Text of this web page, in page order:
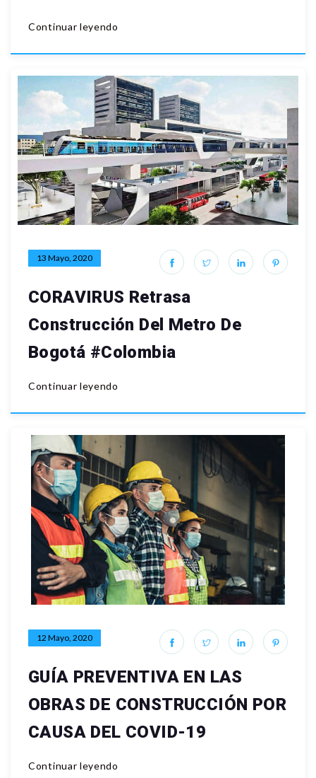
Continuar leyendo
13 Mayo, 2020
CORAVIRUS Retrasa
Construcción Del Metro De
Bogotá #Colombia
Continuar leyendo
12 Mayo, 2020
GUÍA PREVENTIVA EN LAS
OBRAS DE CONSTRUCCIÓN POR
CAUSA DEL COVID-19
Continuar leyendo